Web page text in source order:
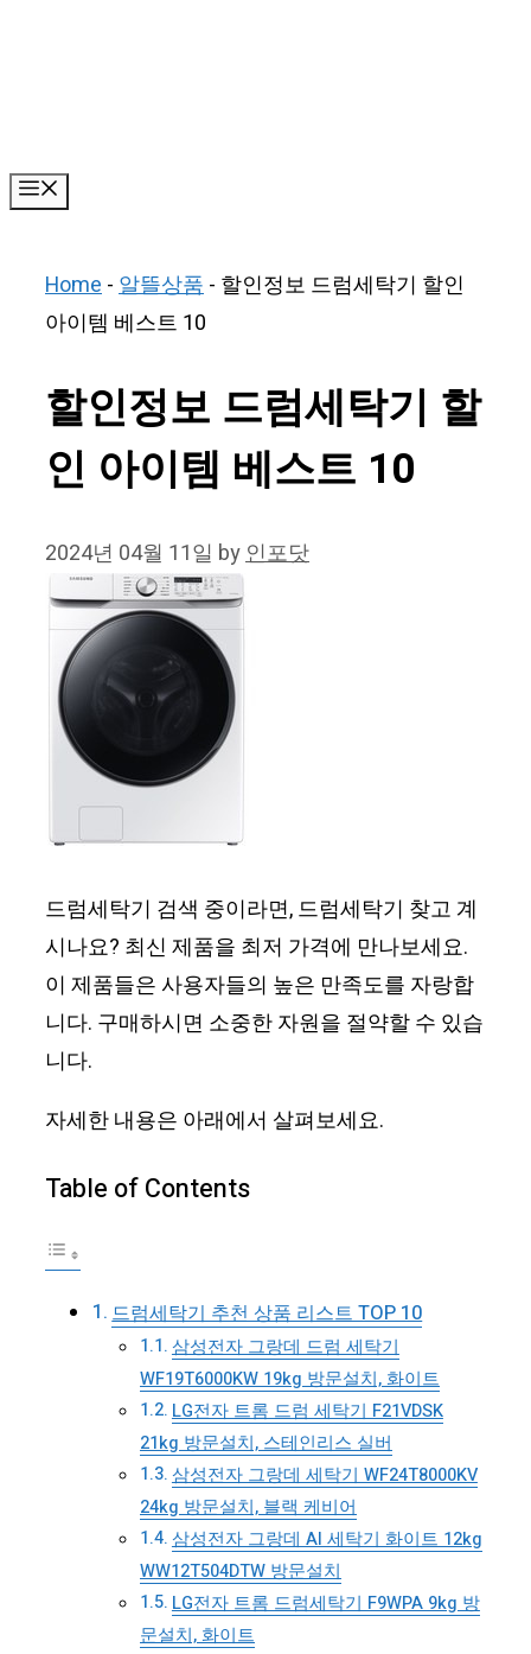
Home-알뜰상품- 할인정보 드럼세탁기 할인
아이템 베스트 10
할인정보 드럼세탁기 할
인 아이템 베스트 10
2024년 04월 11일 by인포닷
드럼세탁기 검색 중이라면, 드럼세탁기 찾고 계
시나요? 최신 제품을 최저 가격에 만나보세요.
이 제품들은 사용자들의 높은 만족도를 자랑합
니다. 구매하시면 소중한 자원을 절약할 수 있습
니다.
자세한 내용은 아래에서 살펴보세요.
Table of Contents
드럼세탁기 추천 상품 리스트 TOP 10
삼성전자 그랑데 드럼 세탁기
WF19T6000KW 19kg 방문설치, 화이트
LG전자 트롬 드럼 세탁기 F21VDSK
21kg 방문설치, 스테인리스 실버
삼성전자 그랑데 세탁기 WF24T8000KV
24kg 방문설치, 블랙 케비어
삼성전자 그랑데 AI 세탁기 화이트 12kg
WW12T504DTW 방문설치
LG전자 트롬 드럼세탁기 F9WPA 9kg 방
문설치, 화이트